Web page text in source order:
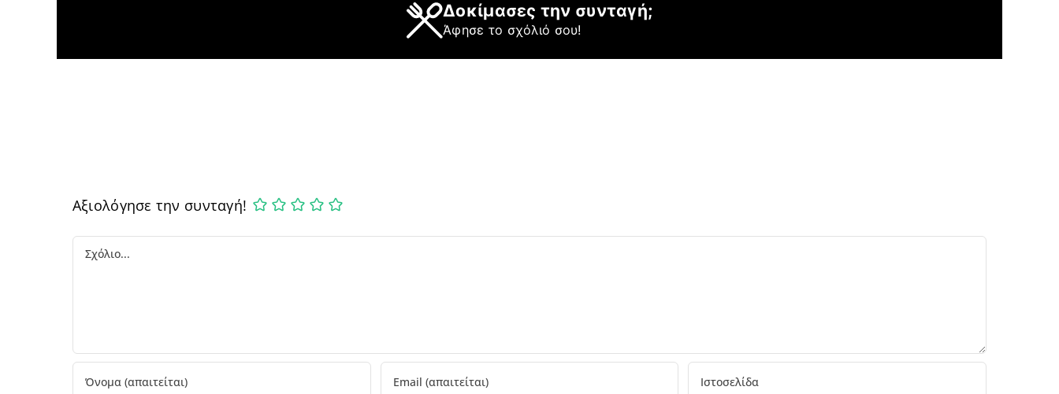
Δοκίμασες την συνταγή;
Άφησε το σχόλιό σου!
Αξιολόγησε την συνταγή!
Comment